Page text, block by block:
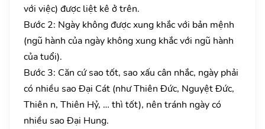
với việc) được liệt kê ở trên.
Bước 2: Ngày không được xung khắc với bản mệnh
(ngũ hành của ngày không xung khắc với ngũ hành
của tuổi).
Bước 3: Căn cứ sao tốt, sao xấu cân nhắc, ngày phải
có nhiều sao Đại Cát (như Thiên Đức, Nguyệt Đức,
Thiên n, Thiên Hỷ, … thì tốt), nên tránh ngày có
nhiều sao Đại Hung.